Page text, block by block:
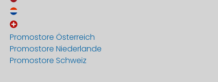
Promostore Österreich
Promostore Niederlande
Promostore Schweiz